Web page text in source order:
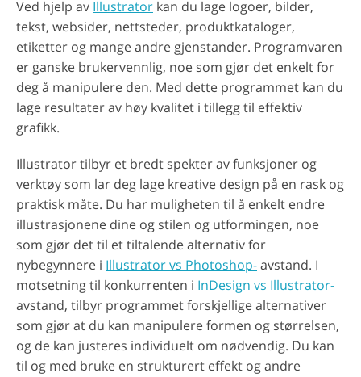
Ved hjelp av Illustrator kan du lage logoer, bilder,
tekst, websider, nettsteder, produktkataloger,
etiketter og mange andre gjenstander. Programvaren
er ganske brukervennlig, noe som gjør det enkelt for
deg å manipulere den. Med dette programmet kan du
lage resultater av høy kvalitet i tillegg til effektiv
grafikk.
Illustrator tilbyr et bredt spekter av funksjoner og
verktøy som lar deg lage kreative design på en rask og
praktisk måte. Du har muligheten til å enkelt endre
illustrasjonene dine og stilen og utformingen, noe
som gjør det til et tiltalende alternativ for
nybegynnere i Illustrator vs Photoshop-avstand. I
motsetning til konkurrenten i InDesign vs Illustrator-
avstand, tilbyr programmet forskjellige alternativer
som gjør at du kan manipulere formen og størrelsen,
og de kan justeres individuelt om nødvendig. Du kan
til og med bruke en strukturert effekt og andre